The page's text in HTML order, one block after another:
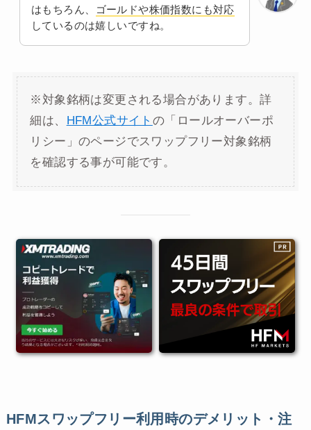
はもちろん、
ゴールドや株価指数にも対応
しているのは嬉しいですね。
※対象銘柄は変更される場合があります。詳
細は、
HFM公式サイト の「ロールオーバーポ
リシー」のページでスワップフリー対象銘柄
を確認する事が可能です。
HFMスワップフリー利用時のデメリット・注